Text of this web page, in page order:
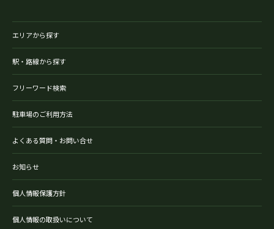
エリアから探す
駅・路線から探す
フリーワード検索
駐車場のご利用方法
よくある質問・お問い合せ
お知らせ
個人情報保護方針
個人情報の取扱いについて